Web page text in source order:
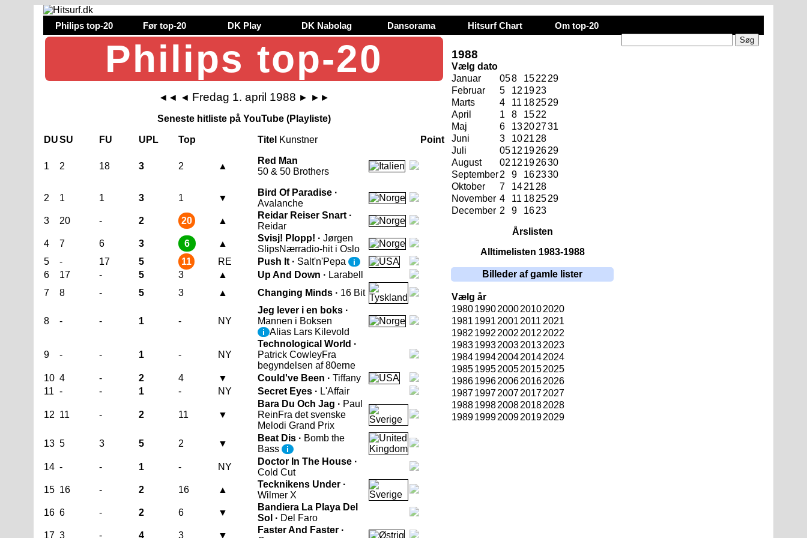
Philips top-20 Før top-20 DK Play DK Nabolag Dansorama Hitsurf Chart Om top-20
Philips top-20
◄◄ ◄ Fredag 1. april 1988 ► ►►
Seneste hitliste på YouTube (Playliste)
DUSU FU UPL Top Titel Kunstner Point
1 2 18 3 2 ▲
Red Man
50 & 50 Brothers
2 1 1 3 1 ▼
Bird Of Paradise ·
Avalanche
3
20 - 2 20 ▲
Reidar Reiser Snart ·
Reidar
4
7 6 3 6 ▲
Svisj! Plopp! · Jørgen
SlipsNærradio-hit i Oslo
5
- 17 5 11 RE Push It · Salt'n'Pepa i
6 17 - 5 3 ▲ Up And Down · Larabell
7
8 - 5 3 ▲ Changing Minds · 16 Bit
8 - - 1 - NY
Jeg lever i en boks ·
Mannen i Boksen
i Alias Lars Kilevold
9 - - 1 - NY
Technological World ·
Patrick CowleyFra
begyndelsen af 80erne
10 4 - 2 4 ▼ Could've Been · Tiffany
11 - - 1 - NY Secret Eyes · L'Affair
12 11 - 2 11 ▼
Bara Du Och Jag · Paul
ReinFra det svenske
Melodi Grand Prix
13 5 3 5 2 ▼
Beat Dis · Bomb the
Bass
i
14 - - 1 - NY
Doctor In The House ·
Cold Cut
15 16 - 2 16 ▲
Tecknikens Under ·
Wilmer X
16 6 - 2 6 ▼
Bandiera La Playa Del
Sol · Del Faro
17 3 - 4 3 ▼
Faster And Faster ·
1988
Vælg dato
Januar
058 1522 29
Februar
5 12 1923
Marts
4 11 182529
April
1 8 1522
Maj
6 13202731
Juni
3 1021 28
Juli
0512 192629
August
02 12 192630
September2 9 162330
Oktober
7 1421 28
November 4 11 182529
December 2 9 1623
Årslisten
Alltimelisten 1983-1988
Billeder af gamle lister
Vælg år
19801990200020102020
1981 1991 2001 2011 2021
1982 1992 2002 2012 2022
19831993200320132023
19841994200420142024
19851995200520152025
19861996200620162026
19871997200720172027
19881998200820182028
19891999200920192029